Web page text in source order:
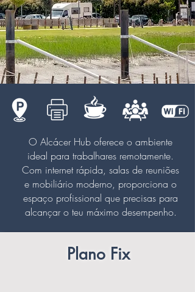
O Alcácer Hub oferece o ambiente
ideal para trabalhares remotamente.
Com internet rápida, salas de reuniões
e mobiliário moderno, proporciona o
espaço profissional que precisas para
alcançar o teu máximo desempenho.
Plano Fix